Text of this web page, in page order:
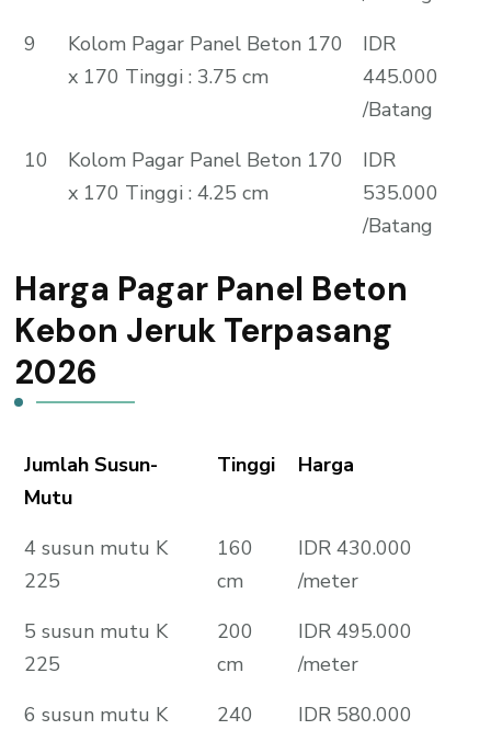
9
Kolom Pagar Panel Beton 170
x 170 Tinggi : 3.75 cm
IDR
445.000
/Batang
10
Kolom Pagar Panel Beton 170
x 170 Tinggi : 4.25 cm
IDR
535.000
/Batang
Harga Pagar Panel Beton
Kebon Jeruk Terpasang
2026
Jumlah Susun-
Mutu
Tinggi Harga
4 susun mutu K
225
160
cm
IDR 430.000
/meter
5 susun mutu K
225
200
cm
IDR 495.000
/meter
6 susun mutu K
240
IDR 580.000